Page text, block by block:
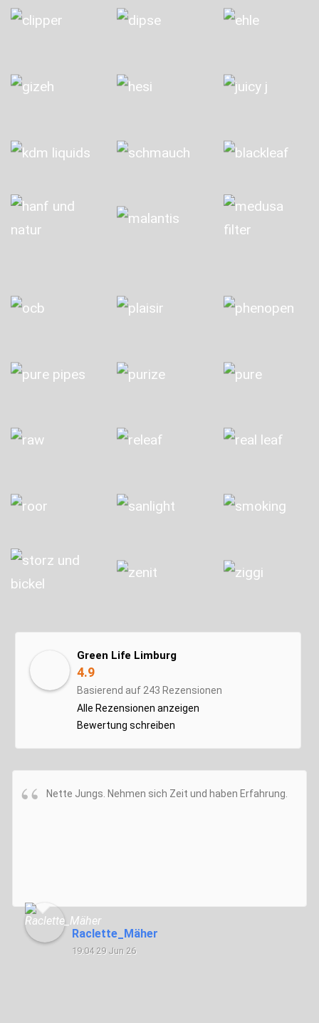
Green Life Limburg
4.9
Basierend auf 243 Rezensionen
Alle Rezensionen anzeigen
Bewertung schreiben
Nette Jungs. Nehmen sich Zeit und haben Erfahrung.
Raclette_Mäher
19:04 29 Jun 26